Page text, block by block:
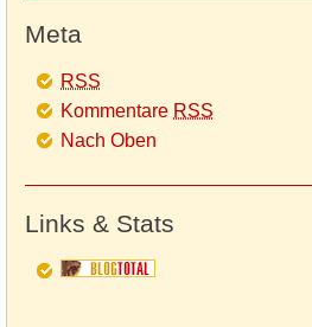
Meta
RSS
Kommentare RSS
Nach Oben
Links & Stats